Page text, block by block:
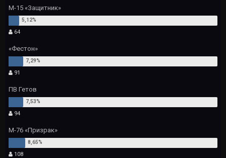
М-15 «Защитник»
64
«Фестон»
91
ПВ Гетов
94
М-76 «Призрак»
108